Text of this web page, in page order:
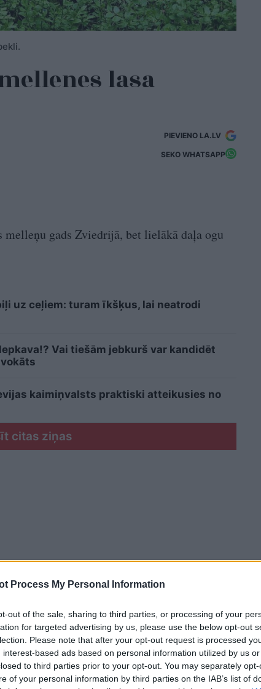
Process My Personal Information
out of the sale, sharing to third parties, or processing of your
for targeted advertising by us, please use the below opt-out
Please note that after your opt-out request is processed
interest-based ads based on personal information utilized by us
to third parties prior to your opt-out. You may separately
of your personal information by third parties on the IAB’s list of
lasa
PIEVIENO LA.LV
SEKO WHATSAPP
melleņu gads Zviedrijā, bet lielākā daļa ogu
uz ceļiem: turam īkšķus, lai neatrodi
Vai tiešām jebkurš var kandidēt
kaimiņvalsts praktiski atteikusies no
citas ziņas
kad daudzi zviedri dodas zvilnēt Taizemes